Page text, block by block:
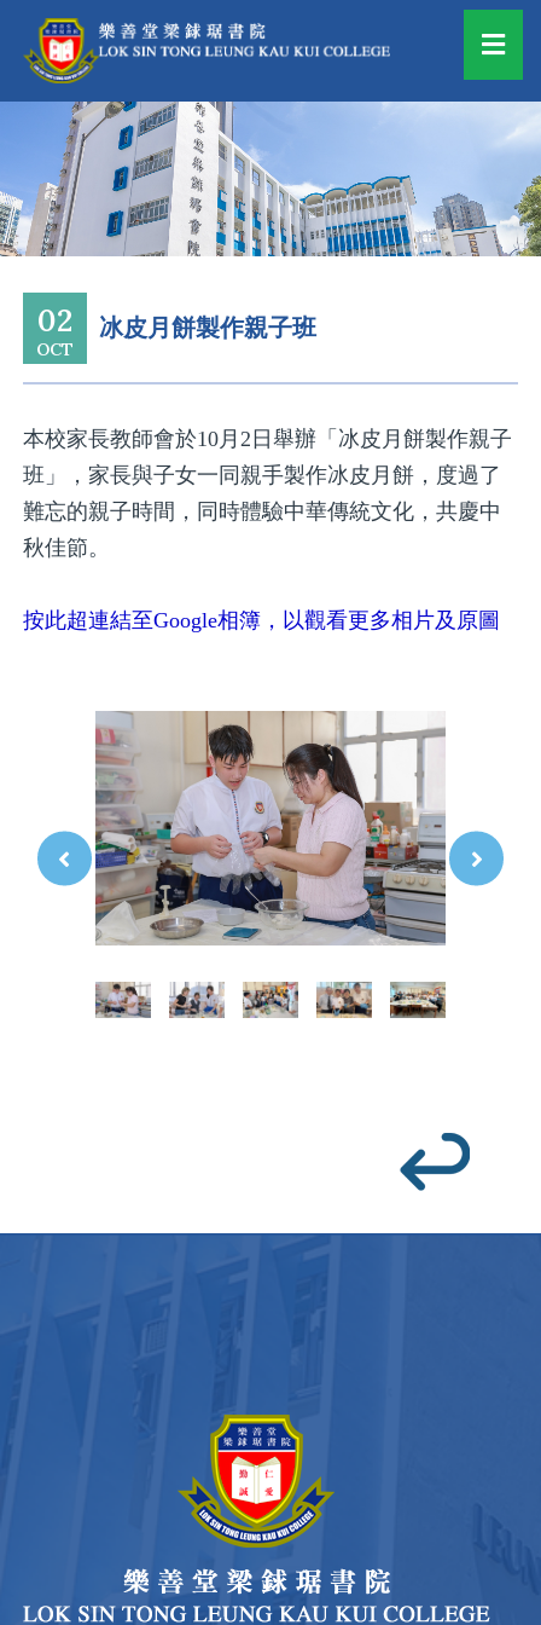
02
OCT
冰皮月餅製作親子班
本校家長教師會於10月2日舉辦「冰皮月餅製作親子
班」，家長與子女一同親手製作冰皮月餅，度過了
難忘的親子時間，同時體驗中華傳統文化，共慶中
秋佳節。
按此超連結至Google相簿，以觀看更多相片及原圖